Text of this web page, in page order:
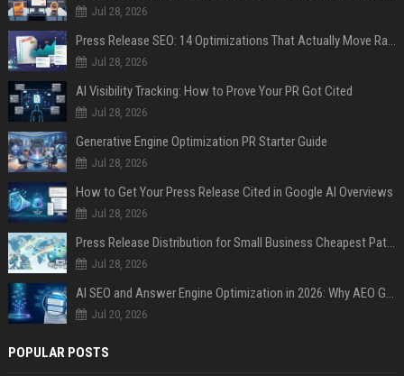
Jul 28, 2026
Press Release SEO: 14 Optimizations That Actually Move Rankings
Jul 28, 2026
AI Visibility Tracking: How to Prove Your PR Got Cited
Jul 28, 2026
Generative Engine Optimization PR Starter Guide
Jul 28, 2026
How to Get Your Press Release Cited in Google AI Overviews
Jul 28, 2026
Press Release Distribution for Small Business Cheapest Path to Real Coverage
Jul 28, 2026
AI SEO and Answer Engine Optimization in 2026: Why AEO Grew 5,500% and How Brands Are Adapting
Jul 20, 2026
POPULAR POSTS